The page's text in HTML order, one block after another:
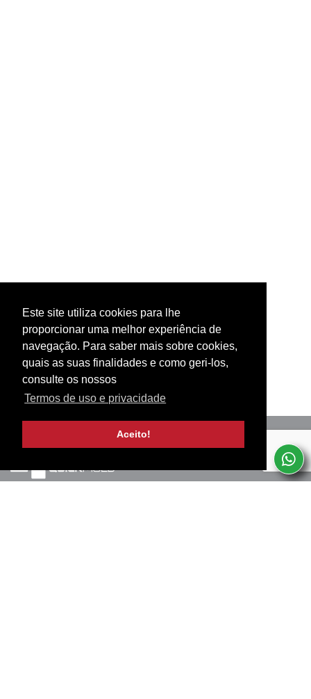
Este site utiliza cookies para lhe
proporcionar uma melhor experiência de
navegação. Para saber mais sobre cookies,
quais as suas finalidades e como geri-los,
consulte os nossos
Termos de uso e privacidade
Aceito!